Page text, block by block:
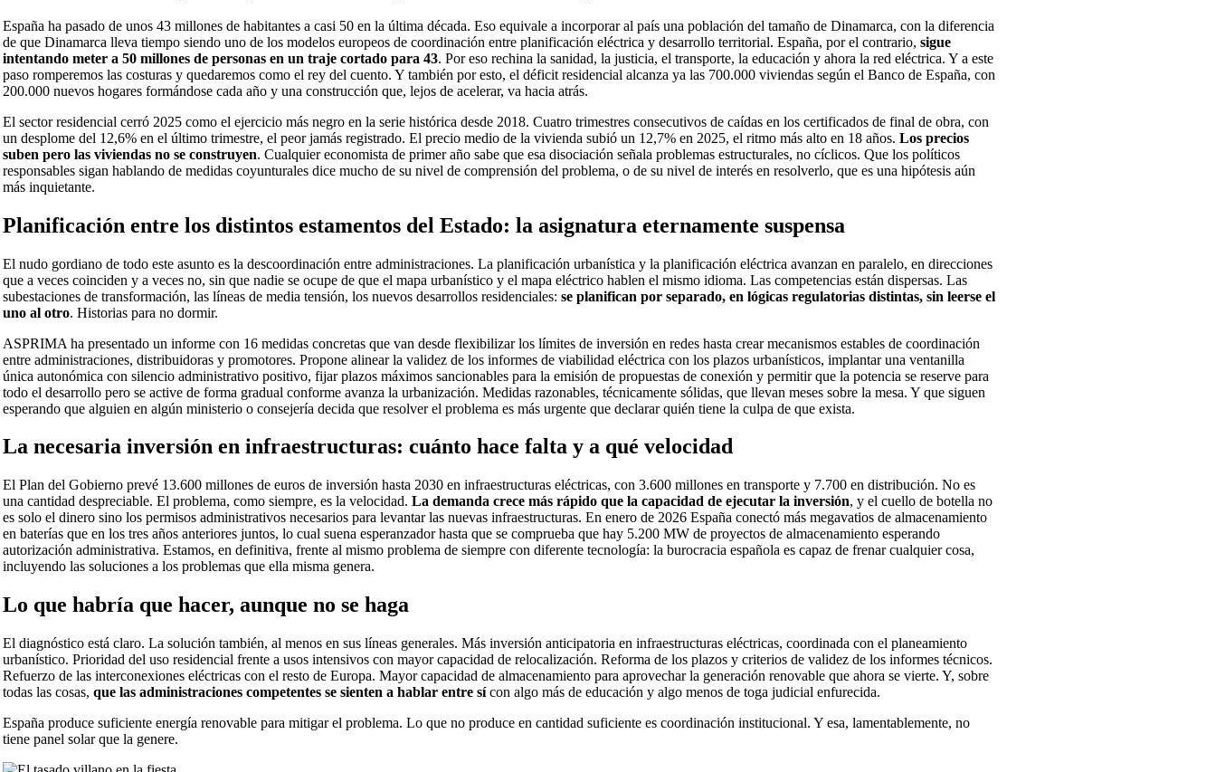
España ha pasado de unos 43 millones de habitantes a casi 50 en la última década. Eso equivale a incorporar al país una población del tamaño de Dinamarca, con la diferencia
de que Dinamarca lleva tiempo siendo uno de los modelos europeos de coordinación entre planificación eléctrica y desarrollo territorial. España, por el contrario,sigue
intentando meter a 50 millones de personas en un traje cortado para 43. Por eso rechina la sanidad, la justicia, el transporte, la educación y ahora la red eléctrica. Y a este
paso romperemos las costuras y quedaremos como el rey del cuento. Y también por esto, el déficit residencial alcanza ya las 700.000 viviendas según el Banco de España, con
200.000 nuevos hogares formándose cada año y una construcción que, lejos de acelerar, va hacia atrás.
El sector residencial cerró 2025 como el ejercicio más negro en la serie histórica desde 2018. Cuatro trimestres consecutivos de caídas en los certificados de final de obra, con
un desplome del 12,6% en el último trimestre, el peor jamás registrado. El precio medio de la vivienda subió un 12,7% en 2025, el ritmo más alto en 18 años.Los precios
suben pero las viviendas no se construyen. Cualquier economista de primer año sabe que esa disociación señala problemas estructurales, no cíclicos. Que los políticos
responsables sigan hablando de medidas coyunturales dice mucho de su nivel de comprensión del problema, o de su nivel de interés en resolverlo, que es una hipótesis aún
más inquietante.
Planificación entre los distintos estamentos del Estado: la asignatura eternamente suspensa
El nudo gordiano de todo este asunto es la descoordinación entre administraciones. La planificación urbanística y la planificación eléctrica avanzan en paralelo, en direcciones
que a veces coinciden y a veces no, sin que nadie se ocupe de que el mapa urbanístico y el mapa eléctrico hablen el mismo idioma. Las competencias están dispersas. Las
subestaciones de transformación, las líneas de media tensión, los nuevos desarrollos residenciales:se planifican por separado, en lógicas regulatorias distintas, sin leerse el
uno al otro. Historias para no dormir.
ASPRIMA ha presentado un informe con 16 medidas concretas que van desde flexibilizar los límites de inversión en redes hasta crear mecanismos estables de coordinación
entre administraciones, distribuidoras y promotores. Propone alinear la validez de los informes de viabilidad eléctrica con los plazos urbanísticos, implantar una ventanilla
única autonómica con silencio administrativo positivo, fijar plazos máximos sancionables para la emisión de propuestas de conexión y permitir que la potencia se reserve para
todo el desarrollo pero se active de forma gradual conforme avanza la urbanización. Medidas razonables, técnicamente sólidas, que llevan meses sobre la mesa. Y que siguen
esperando que alguien en algún ministerio o consejería decida que resolver el problema es más urgente que declarar quién tiene la culpa de que exista.
La necesaria inversión en infraestructuras: cuánto hace falta y a qué velocidad
El Plan del Gobierno prevé 13.600 millones de euros de inversión hasta 2030 en infraestructuras eléctricas, con 3.600 millones en transporte y 7.700 en distribución. No es
una cantidad despreciable. El problema, como siempre, es la velocidad.La demanda crece más rápido que la capacidad de ejecutar la inversión, y el cuello de botella no
es solo el dinero sino los permisos administrativos necesarios para levantar las nuevas infraestructuras. En enero de 2026 España conectó más megavatios de almacenamiento
en baterías que en los tres años anteriores juntos, lo cual suena esperanzador hasta que se comprueba que hay 5.200 MW de proyectos de almacenamiento esperando
autorización administrativa. Estamos, en definitiva, frente al mismo problema de siempre con diferente tecnología: la burocracia española es capaz de frenar cualquier cosa,
incluyendo las soluciones a los problemas que ella misma genera.
Lo que habría que hacer, aunque no se haga
El diagnóstico está claro. La solución también, al menos en sus líneas generales. Más inversión anticipatoria en infraestructuras eléctricas, coordinada con el planeamiento
urbanístico. Prioridad del uso residencial frente a usos intensivos con mayor capacidad de relocalización. Reforma de los plazos y criterios de validez de los informes técnicos.
Refuerzo de las interconexiones eléctricas con el resto de Europa. Mayor capacidad de almacenamiento para aprovechar la generación renovable que ahora se vierte. Y, sobre
todas las cosas,que las administraciones competentes se sienten a hablar entre sícon algo más de educación y algo menos de toga judicial enfurecida.
España produce suficiente energía renovable para mitigar el problema. Lo que no produce en cantidad suficiente es coordinación institucional. Y esa, lamentablemente, no
tiene panel solar que la genere.